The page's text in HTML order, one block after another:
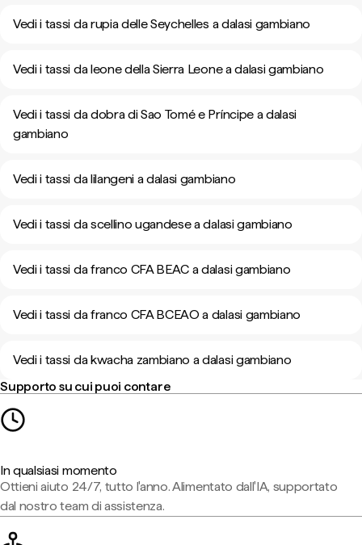
Vedi i tassi da rupia delle Seychelles a dalasi gambiano
Vedi i tassi da leone della Sierra Leone a dalasi gambiano
Vedi i tassi da dobra di Sao Tomé e Príncipe a dalasi
gambiano
Vedi i tassi da lilangeni a dalasi gambiano
Vedi i tassi da scellino ugandese a dalasi gambiano
Vedi i tassi da franco CFA BEAC a dalasi gambiano
Vedi i tassi da franco CFA BCEAO a dalasi gambiano
Vedi i tassi da kwacha zambiano a dalasi gambiano
Supporto su cui puoi contare
In qualsiasi momento
Ottieni aiuto 24/7, tutto l'anno. Alimentato dall'IA, supportato
dal nostro team di assistenza.